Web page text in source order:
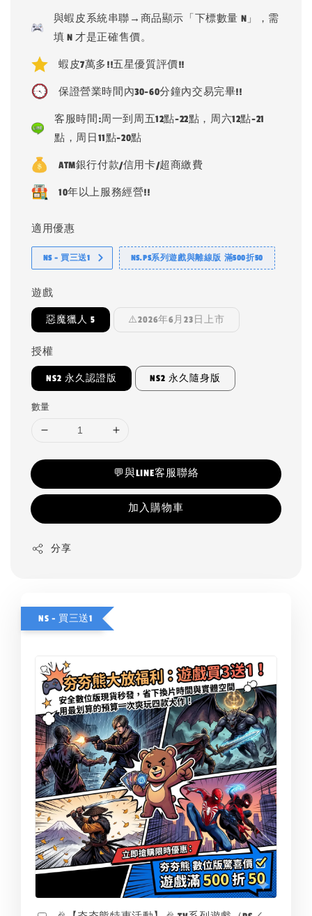
與蝦皮系統串聯→商品顯示「下標數量 N」，需
填 N 才是正確售價。
蝦皮7萬多!!五星優質評價!!
保證營業時間內30-60分鐘內交易完畢!!
客服時間:周一到周五12點-22點，周六12點-21
點，周日11點-20點
ATM銀行付款/信用卡/超商繳費
10年以上服務經營!!
適用優惠
NS - 買三送1 NS.PS系列遊戲與離線版 滿500折50
遊戲
惡魔獵人 5 ⚠️2026年6月23日上市
授權
NS2 永久認證版 NS2 永久隨身版
數量
💬與LINE客服聯絡
加入購物車
分享
NS - 買三送1